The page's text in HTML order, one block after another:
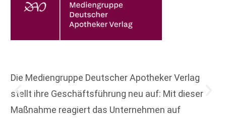
Die Mediengruppe Deutscher Apotheker Verlag
stellt ihre Geschäftsführung neu auf: Mit dieser
Maßnahme reagiert das Unternehmen auf